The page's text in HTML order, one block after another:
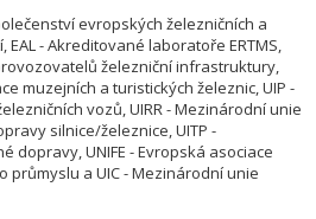
evropských železničních a
- Akreditované laboratoře ERTMS,
železniční infrastruktury,
muzejních a turistických železnic, UIP -
vozů, UIRR - Mezinárodní unie
silnice/železnice, UITP -
dopravy, UNIFE - Evropská asociace
a UIC - Mezinárodní unie